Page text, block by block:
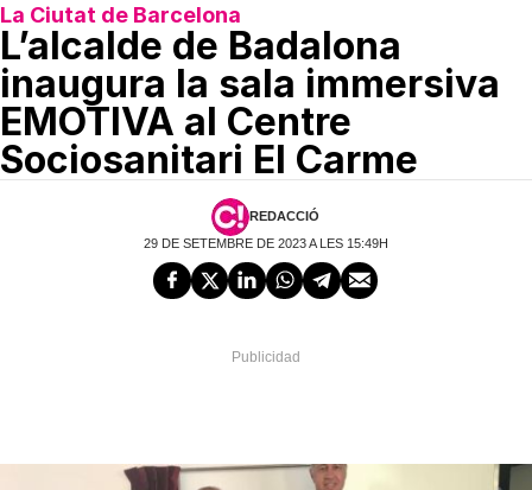
La Ciutat de Barcelona
L’alcalde de Badalona
inaugura la sala immersiva
EMOTIVA al Centre
Sociosanitari El Carme
REDACCIÓ
29 DE SETEMBRE DE 2023 A LES 15:49H